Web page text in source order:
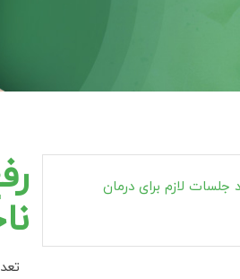
جلسات لازم برای درمان